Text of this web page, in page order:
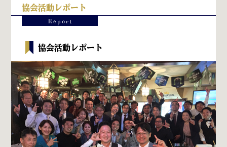
協会活動レポート
協会活動レポート